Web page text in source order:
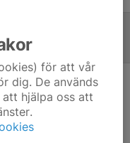
för att vår
dig. De används
hjälpa oss att